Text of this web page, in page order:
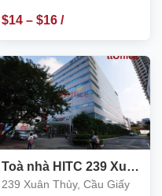
$14– $16/
m2
Toà nhà HITC 239 Xuân
Thủy, Cầu Giấy
239 Xuân Thủy, Cầu Giấy